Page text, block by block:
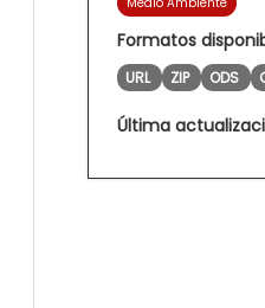
Formatos
URL ZIP ODS
Última